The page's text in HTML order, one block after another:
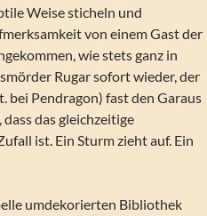
Weise sticheln und
von einem Gast der
wie stets ganz in
Rugar sofort wieder, der
bei Pendragon) fast den Garaus
das gleichzeitige
ist. Ein Sturm zieht auf. Ein
umdekorierten Bibliothek